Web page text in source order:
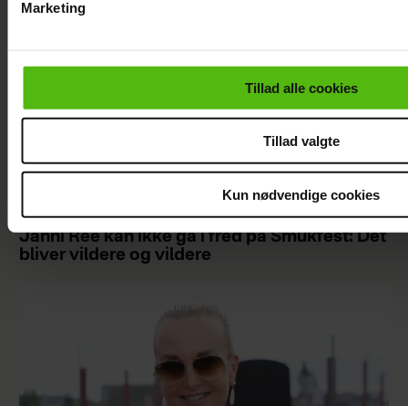
cookiepolitik.
Marketing
Tillad alle cookies
Tillad valgte
Kun nødvendige cookies
Janni Ree kan ikke gå i fred på Smukfest: Det
bliver vildere og vildere